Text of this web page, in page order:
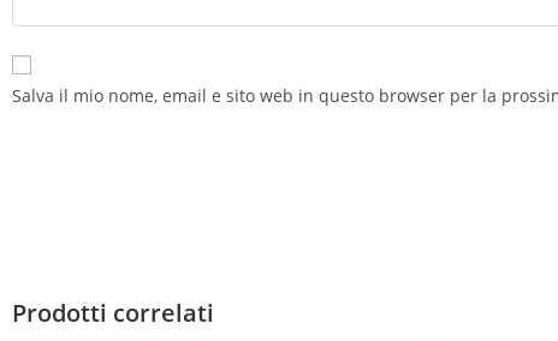
Salva il mio nome, email e sito web in questo browser per la
Prodotti correlati